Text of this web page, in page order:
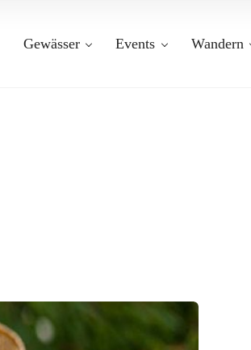
Gewässer Events Wandern